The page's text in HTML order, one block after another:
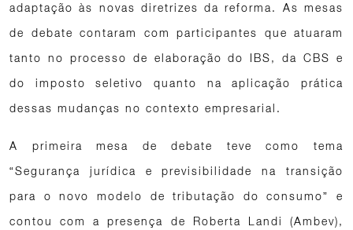
adaptação às novas diretrizes da reforma. As mesas
de debate contaram com participantes que atuaram
tanto no processo de elaboração do IBS, da CBS e
do imposto seletivo quanto na aplicação prática
dessas mudanças no contexto empresarial.
A primeira mesa de debate teve como tema
“Segurança jurídica e previsibilidade na transição
para o novo modelo de tributação do consumo” e
contou com a presença de Roberta Landi (Ambev),